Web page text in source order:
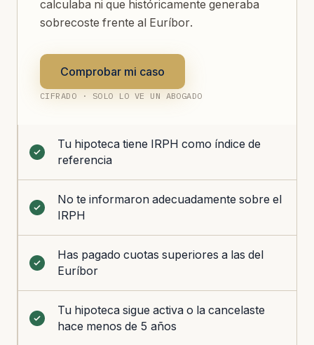
calculaba ni que históricamente generaba
sobrecoste frente al Euríbor.
Comprobar mi caso
CIFRADO · SOLO LO VE UN ABOGADO
Tu hipoteca tiene IRPH como índice de
referencia
No te informaron adecuadamente sobre el
IRPH
Has pagado cuotas superiores a las del
Euríbor
Tu hipoteca sigue activa o la cancelaste
hace menos de 5 años